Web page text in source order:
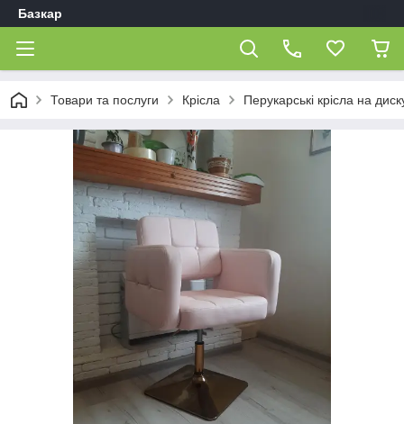
Базкар
Товари та послуги Крісла Перукарські крісла на